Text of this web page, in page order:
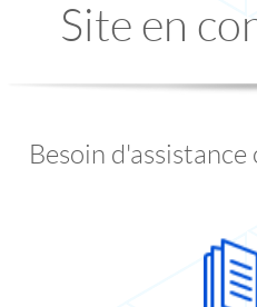
Site en
Besoin